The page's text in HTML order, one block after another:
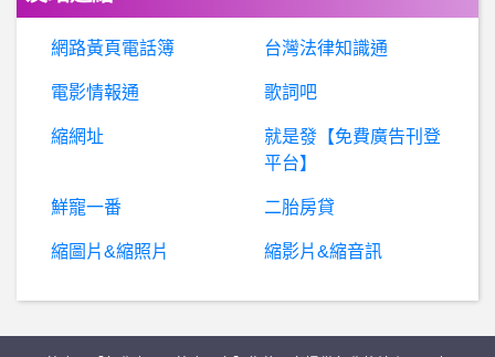
希
洽- 曹操的形象是怎麼轉變成人妻關羽控的？ 曹操的形象是怎麼轉變成人妻關羽控的？
UFO-Radio- 請問飛碟這個舉動是代表?
日語板- 屏東的日語補習班
消息：美總統拜登或下月20至22日訪韓
網路黃頁電話簿 台灣法律知識通
電影情報通 歌詞吧
縮網址
就是發【免費廣告刊登
平台】
鮮寵一番 二胎房貸
縮圖片&縮照片 縮影片&縮音訊